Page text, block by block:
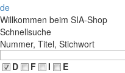
de
Willkommen beim SIA-Shop
Schnellsuche
Nummer, Titel, Stichwort
D
F I
E